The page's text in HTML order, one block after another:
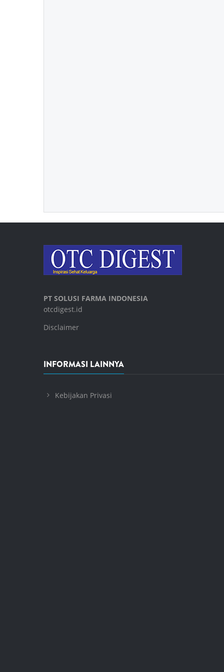
PT SOLUSI FARMA INDONESIA
otcdigest.id
Disclaimer
INFORMASI LAINNYA
Kebijakan Privasi